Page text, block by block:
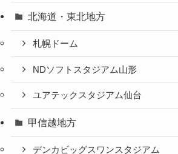
北海道・東北地方
札幌ドーム
NDソフトスタジアム山形
ユアテックスタジアム仙台
甲信越地方
デンカビッグスワンスタジアム